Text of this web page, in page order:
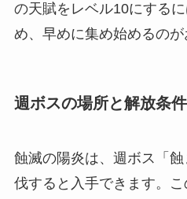
の天賦をレベル10にする
め、早めに集め始めるのが
週ボスの場所と解放条件
蝕滅の陽炎は、週ボス「
伐すると入手できます。